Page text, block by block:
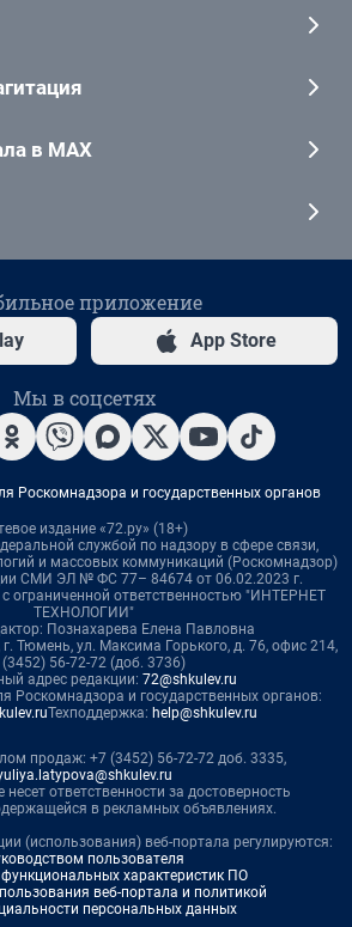
в MAX
приложение
App Store
Мы в соцсетях
Роскомнадзора и государственных органов
издание «72.ру» (18+)
службой по надзору в сфере связи,
и массовых коммуникаций (Роскомнадзор)
СМИ ЭЛ № ФС 77– 84674 от 06.02.2023 г.
ограниченной ответственностью "ИНТЕРНЕТ
ТЕХНОЛОГИИ"
Познахарева Елена Павловна
Тюмень, ул. Максима Горького, д. 76, офис 214,
(3452) 56-72-72 (доб. 3736)
адрес редакции: 72@shkulev.ru
Роскомнадзора и государственных органов:
Техподдержка: help@shkulev.ru
продаж: +7 (3452) 56-72-72 доб. 3335,
несет ответственности за достоверность
в рекламных объявлениях.
(использования) веб-портала регулируются:
пользователя
характеристик ПО
веб-портала и политикой
персональных данных